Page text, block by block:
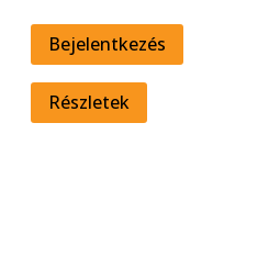
Bejelentkezés
Részletek